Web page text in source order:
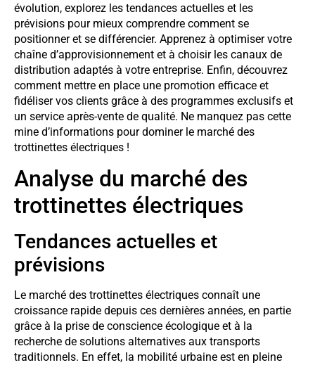
évolution, explorez les tendances actuelles et les
prévisions pour mieux comprendre comment se
positionner et se différencier. Apprenez à optimiser votre
chaîne d’approvisionnement et à choisir les canaux de
distribution adaptés à votre entreprise. Enfin, découvrez
comment mettre en place une promotion efficace et
fidéliser vos clients grâce à des programmes exclusifs et
un service après-vente de qualité. Ne manquez pas cette
mine d’informations pour dominer le marché des
trottinettes électriques !
Analyse du marché des
trottinettes électriques
Tendances actuelles et
prévisions
Le marché des trottinettes électriques connaît une
croissance rapide depuis ces dernières années, en partie
grâce à la prise de conscience écologique et à la
recherche de solutions alternatives aux transports
traditionnels. En effet, la mobilité urbaine est en pleine